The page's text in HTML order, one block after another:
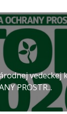
vedeckej
PROSTR...